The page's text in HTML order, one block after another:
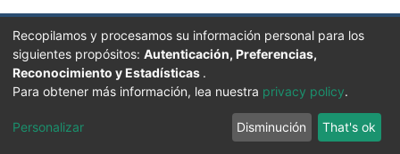
Facultad de Humanidades, Artes y Ciencias Sociales
UADER
Soportado por D-SPACE | Dpto. Sistemas FHAyCS
Recopilamos y procesamos su información personal para los
siguientes propósitos: Autenticación, Preferencias,
Reconocimiento y Estadísticas .
Para obtener más información, lea nuestra privacy policy.
Personalizar Disminución That's ok